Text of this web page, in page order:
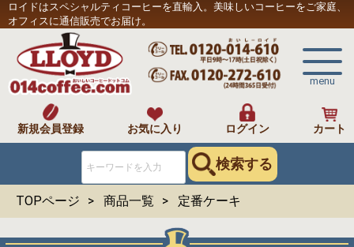
ロイドはスペシャルティコーヒーを直輸入。美味しいコーヒーをご家庭、
オフィスに通信販売でお届け。
menu
新規会員登録 お気に入り ログイン カート
検索する
TOPページ 商品一覧 定番ケーキ